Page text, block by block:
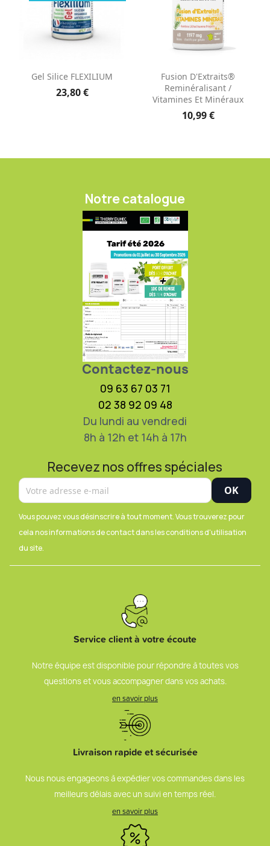
Gel Silice FLEXILIUM
23,80 €
Fusion D'Extraits®
Reminéralisant /
Vitamines Et Minéraux
10,99 €
Notre catalogue
Contactez-nous
09 63 67 03 71
02 38 92 09 48
Du lundi au vendredi
8h à 12h et 14h à 17h
Recevez nos offres spéciales
Vous pouvez vous désinscrire à tout moment. Vous trouverez pour
cela nos informations de contact dans les conditions d'utilisation
du site.
Service client à votre écoute
Notre équipe est disponible pour répondre à toutes vos
questions et vous accompagner dans vos achats.
en savoir plus
Livraison rapide et sécurisée
Nous nous engageons à expédier vos commandes dans les
meilleurs délais avec un suivi en temps réel.
en savoir plus